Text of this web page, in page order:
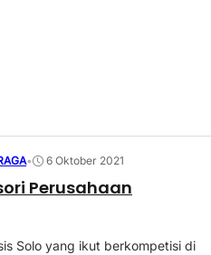
• 6 Oktober 2021
Perusahaan
Solo yang ikut berkompetisi di